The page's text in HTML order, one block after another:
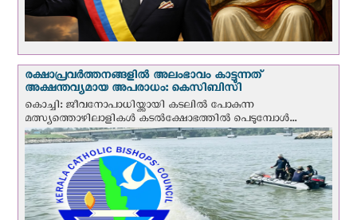
രക്ഷാപ്രവര്‍ത്തനങ്ങളില്‍ അലംഭാവം കാട്ടുന്നത്
അക്ഷന്തവ്യമായ അപരാധം: കെസിബിസി
കൊച്ചി: ജീവനോപാധിയ്ക്കായി കടലില്‍ പോകുന്ന
മത്സ്യത്തൊഴിലാളികള്‍ കടല്‍ക്ഷോഭത്തില്‍ പെടുമ്പോള്‍...